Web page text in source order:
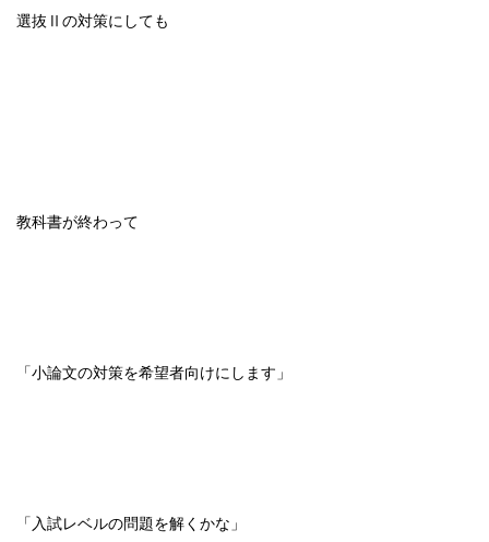
選抜Ⅱの対策にしても
教科書が終わって
「小論文の対策を希望者向けにします」
「入試レベルの問題を解くかな」